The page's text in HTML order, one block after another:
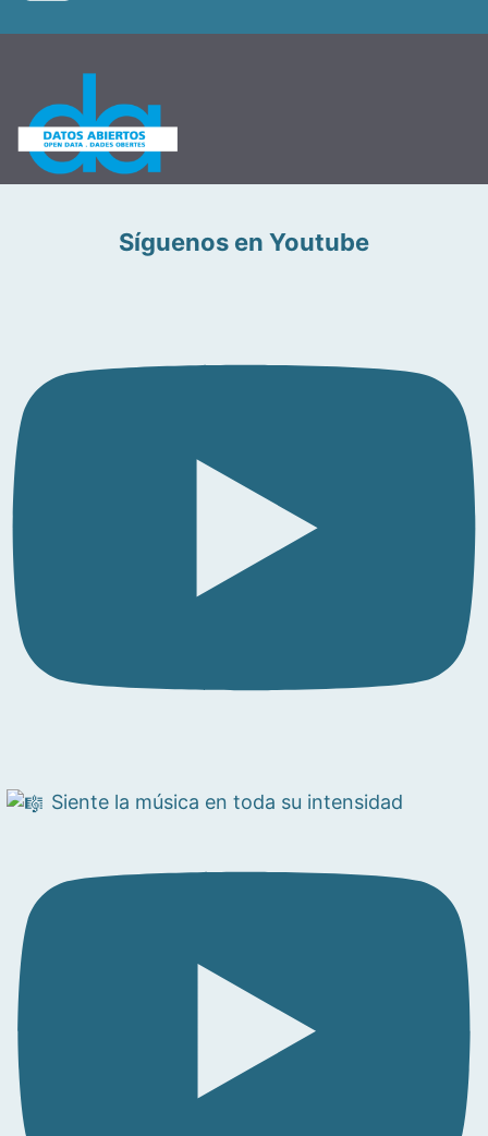
Síguenos en Youtube
Siente la música en toda su intensidad